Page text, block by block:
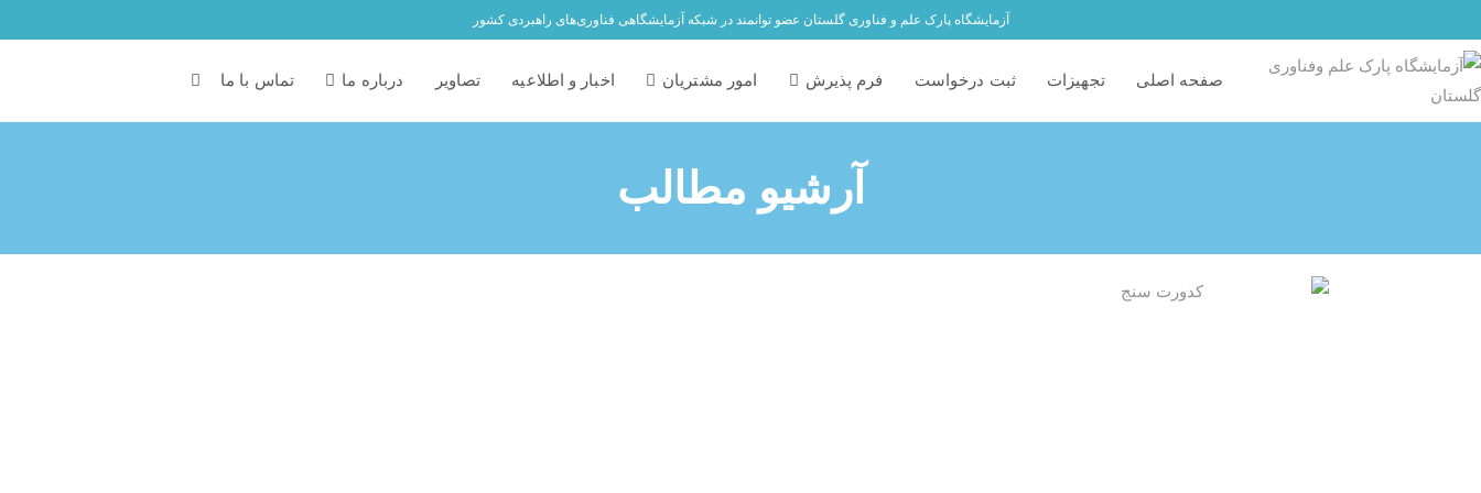
آزمایشگاه پارک علم و فناوری گلستان عضو توانمند در شبکه آزمایشگاهی فناوری‌های راهبردی کشور
صفحه اصلی تجهیزات ثبت درخواست فرم پذیرش امور مشتریان اخبار و اطلاعیه تصاویر درباره ما تماس با ما
آرشیو مطالب